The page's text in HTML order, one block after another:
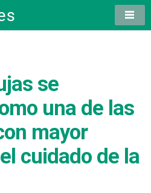
se
una de las
mayor
cuidado de la